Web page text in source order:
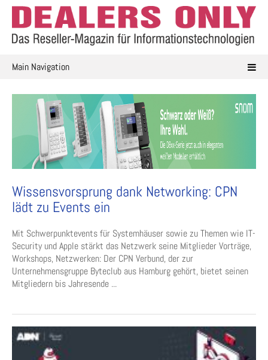
Skip
content
Main Navigation
Wissensvorsprung dank Networking: CPN
lädt zu Events ein
Mit Schwerpunktevents für Systemhäuser sowie zu Themen wie IT-
Security und Apple stärkt das Netzwerk seine Mitglieder Vorträge,
Workshops, Netzwerken: Der CPN Verbund, der zur
Unternehmensgruppe Byteclub aus Hamburg gehört, bietet seinen
Mitgliedern bis Jahresende ...